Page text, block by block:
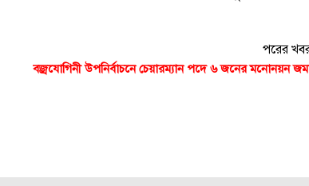
পরের
বজ্রযোগিনী উপনির্বাচনে চেয়ারম্যান পদে ৬ জনের মনোনয়ন